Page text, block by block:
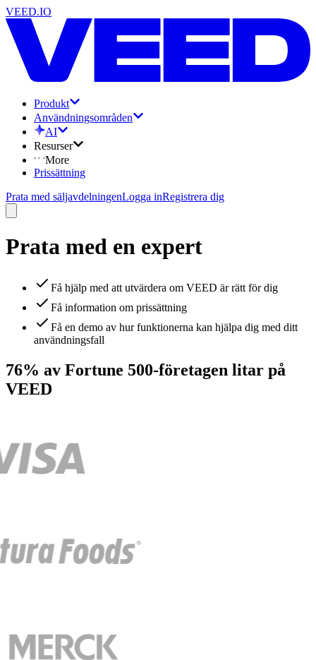
VEED.IO
Produkt
Användningsområden
AI
Resurser
More
Prissättning
Prata med säljavdelningenLogga inRegistrera dig
Prata med en expert
Få hjälp med att utvärdera om VEED är rätt för dig
Få information om prissättning
Få en demo av hur funktionerna kan hjälpa dig med ditt
användningsfall
76% av Fortune 500-företagen litar på
VEED